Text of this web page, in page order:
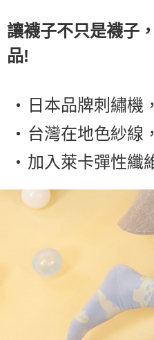
香港澳門地區
讓襪子不只是襪子
品!
日本品牌刺繡機
台灣在地色紗線
加入萊卡彈性纖